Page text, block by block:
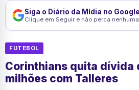
Siga o Diário da Mídia no Google
Clique em Seguir e não perca
FUTEBOL
Corinthians quita dívida
milhões com Talleres